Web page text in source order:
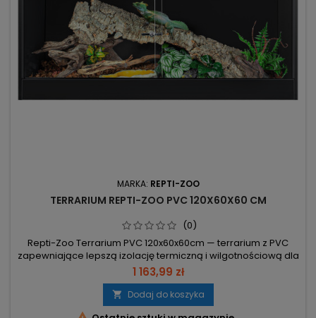
MARKA: REPTI-ZOO
TERRARIUM REPTI-ZOO PVC 120X60X60 CM
(0)
Repti-Zoo Terrarium PVC 120x60x60cm — terrarium z PVC
zapewniające lepszą izolację termiczną i wilgotnościową dla
gadów i płazów. Dostarczane w formie złożonej; montaż
intuicyjny i szybki. Wymiary 120×60×60 cm – odpowiednie dla
węży, gekonów, żółwi, żab drzewnych i kameleonów. Materiał
PVC – lepsza izolacja, odporność na wilgoć i zarysowania.
1 163,99 zł
 Dodaj do koszyka